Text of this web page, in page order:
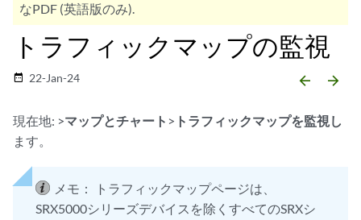
なPDF (英語版のみ).
トラフィックマップの監視
date_range 22-Jan-24 arrow_backward arrow_forward
現在地: >マップとチャート > トラフィックマップを監視し
ます。
メモ：
トラフィックマップページは、
SRX5000シリーズデバイスを除くすべてのSRXシ